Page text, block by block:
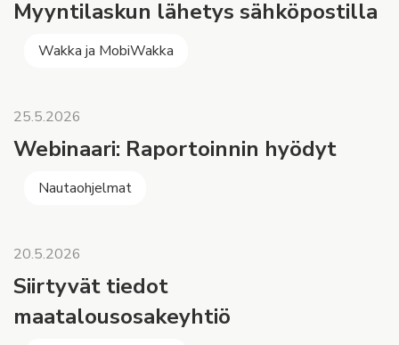
Myyntilaskun lähetys sähköpostilla
Wakka ja MobiWakka
25.5.2026
Webinaari: Raportoinnin hyödyt
Nautaohjelmat
20.5.2026
Siirtyvät tiedot
maatalousosakeyhtiö